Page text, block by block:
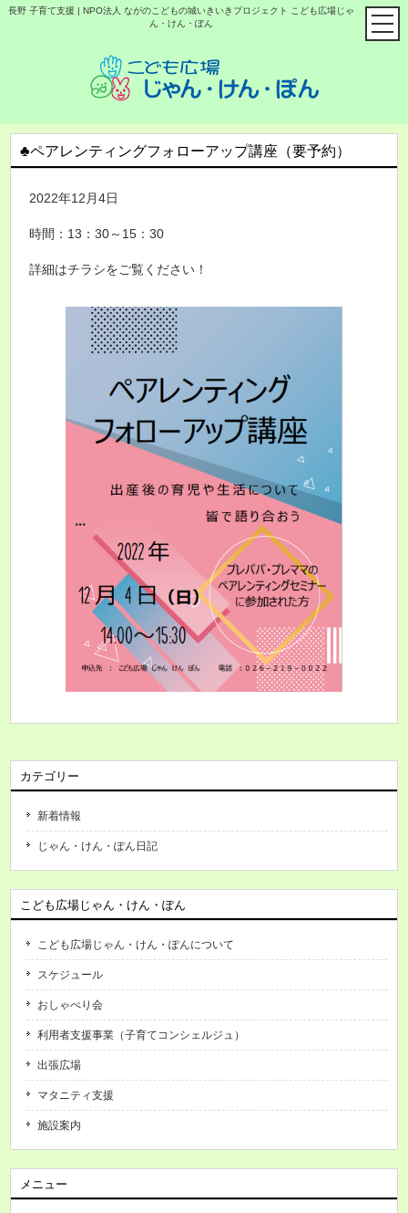
長野 子育て支援 | NPO法人 ながのこどもの城いきいきプロジェクト こども広場じゃ
ん・けん・ぽん
♣ペアレンティングフォローアップ講座（要予約）
2022年12月4日
時間：13：30～15：30
詳細はチラシをご覧ください！
カテゴリー
新着情報
じゃん・けん・ぽん日記
こども広場じゃん・けん・ぽん
こども広場じゃん・けん・ぽんについて
スケジュール
おしゃべり会
利用者支援事業（子育てコンシェルジュ）
出張広場
マタニティ支援
施設案内
メニュー